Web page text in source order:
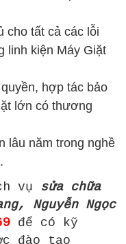
cho tất cả các lỗi
linh kiện Máy Giặt
hợp tác bảo
lớn có thương
lâu năm trong nghề
vụ sửa chữa
Nguyễn Ngọc
để có kỹ
đào tạo